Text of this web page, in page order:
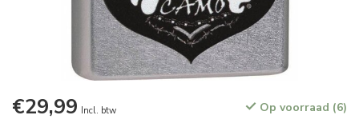
€29,99 Incl. btw Op voorraad (6)